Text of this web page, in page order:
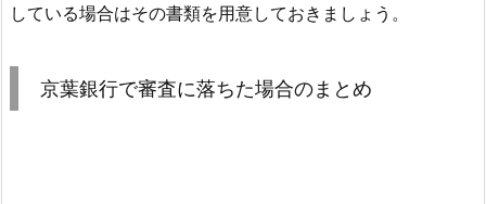
している場合はその書類を用意しておきましょう。
京葉銀行で審査に落ちた場合のまとめ